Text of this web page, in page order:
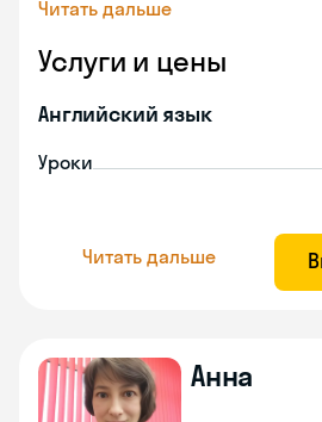
Читать дальше
Услуги и цены
Английский язык
Уроки
Читать дальше
Анна